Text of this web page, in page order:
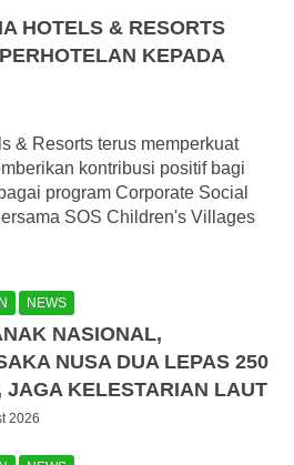
HOTELS & RESORTS
KEPADA
& Resorts terus memperkuat
kontribusi positif bagi
program Corporate Social
SOS Children's Villages
NEWS
NASIONAL,
NUSA DUA LEPAS 250
JAGA KELESTARIAN LAUT
2026